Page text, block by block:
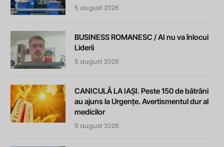
5 august 2026
BUSINESS ROMANESC / AI nu va înlocui
Liderii
5 august 2026
CANICULĂ LA IAȘI. Peste 150 de bătrâni
au ajuns la Urgențe. Avertismentul dur al
medicilor
5 august 2026